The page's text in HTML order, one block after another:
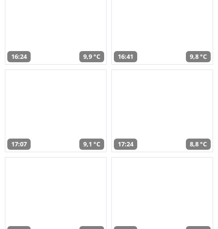
16:24 9,9 °C 16:41 9,8 °C
17:07 9,1 °C 17:24 8,8 °C